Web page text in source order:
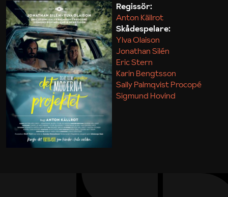
Maja Kekonius
Regissör:
Anton Källrot
Skådespelare:
Ylva Olaison
Jonathan Silén
Eric Stern
Karin Bengtsson
Sally Palmqvist Procopé
Sigmund Hovind